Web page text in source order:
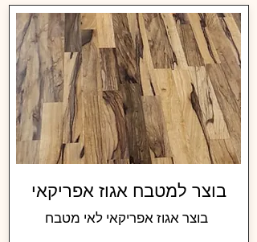
בוצר למטבח אגוז אפריקאי
בוצר אגוז אפריקאי לאי מטבח